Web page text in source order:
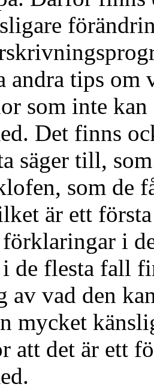
andra tips om
som inte
Det finns
säger till,
som de
är ett
i
de flesta fall
vad den
mycket
att det är ett